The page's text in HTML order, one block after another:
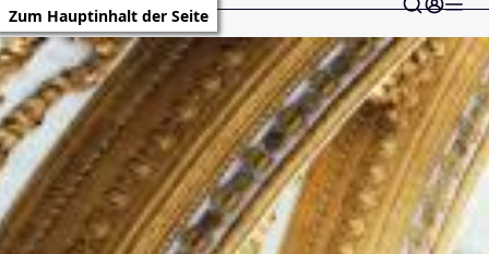
Zum Hauptinhalt der Seite